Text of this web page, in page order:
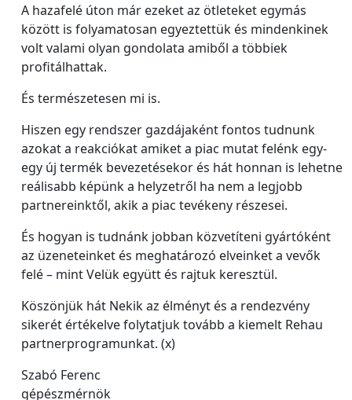
A hazafelé úton már ezeket az ötleteket egymás
között is folyamatosan egyeztettük és mindenkinek
volt valami olyan gondolata amiből a többiek
profitálhattak.
És természetesen mi is.
Hiszen egy rendszer gazdájaként fontos tudnunk
azokat a reakciókat amiket a piac mutat felénk egy-
egy új termék bevezetésekor és hát honnan is lehetne
reálisabb képünk a helyzetről ha nem a legjobb
partnereinktől, akik a piac tevékeny részesei.
És hogyan is tudnánk jobban közvetíteni gyártóként
az üzeneteinket és meghatározó elveinket a vevők
felé – mint Velük együtt és rajtuk keresztül.
Köszönjük hát Nekik az élményt és a rendezvény
sikerét értékelve folytatjuk tovább a kiemelt Rehau
partnerprogramunkat. (x)
Szabó Ferenc
gépészmérnök